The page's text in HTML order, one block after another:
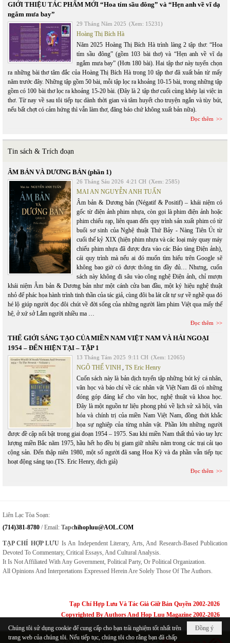
GIỚI THIỆU TÁC PHẨM MỚI “Hoa tím sầu đông” và “Hẹn anh về vĩ dạ
ngắm mưa bay”
29 Tháng Năm 2025 (Xem: 15231)
Hoàng Thị Bích Hà
Năm 2025 Hoàng Thị Bích Hà trình làng 2 tập thơ: “Hoa
tím sầu đông” (gồm 103 bài thơ) và “Hẹn anh về vĩ dạ
ngắm mưa bay” (Hơn 180 bài). Hai tập thơ này tuyển chọn
ra những bài thơ tâm đắc của Hoàng Thị Bích Hà trong 10 tập thơ đã xuất bản từ mấy
năm trước đây. Những tập gồm 50 bài, mỗi tập lọc ra khoảng 10-15 bài, trong những tập
gồm có 100 bài thơ lọc ra khoảng 15-20 bài. (Đây là 2 tập thơ cuối cùng khép lại việc in
thơ. Từ nay về sau tôi tiếp tục dành thời gian và tâm huyết cho truyện ngắn và tùy bút,
nếu bất chợt có cảm hứng thì vẫn làm thơ, đăng báo chứ không xuất bản nữa).
Đọc thêm
Tin sách & Trích đoạn
ÂM BẢN VÀ DƯƠNG BẢN (phần 1)
26 Tháng Sáu 2026 4:21 CH (Xem: 2585)
MAI AN NGUYỄN ANH TUẤN
Âm bản & Dương bản (Négatif & Positif) – khái niệm có
gốc từ điện ảnh phim nhựa, còn gọi là phim điện ảnh hoặc
phim chiếu rạp, liên quan đến quy trình sản xuất phim có từ
buổi sơ sinh của Nghệ thuật Thứ Bảy - Nàng Tiên Út từ
cuối thế kỷ XIX (hiện phim nhựa và các loại máy quay máy
chiếu phim nhựa đã được đưa vào các Bảo tàng Điện ảnh),
cái quy trình mà nếu ai đó muốn tìm hiểu trên Google sẽ
không bao giờ có được thông tin đầy đủ… Nhưng, cuốn
sách này không đi sâu vào công nghệ Điện ảnh, chỉ mượn
khái niệm Âm bản & Dương bản như một cánh cửa ban đầu, một ký hiệu nghệ thuật
nhỏ để phác họa hành trình tinh thần của tác giả, cùng đôi ba lát cắt tự sự về nghề qua đó
hé lộ giúp người đọc đôi chút về đời sống của những người làm phim Việt qua mấy thế
hệ, ở xứ sở Lắm người nhiều ma …
Đọc thêm
THẾ GIỚI SÁNG TẠO CỦA MIỀN NAM VIỆT NAM VÀ HẢI NGOẠI
1954 – ĐẾN HIỆN TẠI – TẬP 1
13 Tháng Tám 2025 9:11 CH (Xem: 12065)
NGÔ THẾ VINH, TS Eric Henry
Cuốn sách này là bản dịch tuyển tập những bút ký cá nhân,
văn học và báo chí về các nhân vật Việt Nam đã có những
đóng góp đáng kể cho văn học, nghệ thuật và khoa học.
Đây là một nguồn tư liệu phong phú về lịch sử xã hội, văn
hóa và chính trị của miền Nam Việt Nam, đồng thời khắc
họa sự nghiệp của từng nhân vật. Phần lớn những người
được đề cập nổi bật trong giai đoạn 1954 – 1975. Sau khi miền Nam thất thủ vào tay lực
lượng miền Bắc năm 1975, hầu hết họ đều bị giam giữ nhiều năm trong các trại cải tạo
cộng sản. Đến thập niên 1980, một số người đã sang Hoa Kỳ và đa phần vẫn tiếp tục
hoạt động sáng tạo.(TS. Eric Henry, dịch giả)
Đọc thêm
Liên Lạc Tòa Soạn:
(714)381-8780 / Email: TapcHihopluu@AOL.COM
TẠP CHÍ HỢP LƯU Is An Independent Literary, Arts, And Research-Based Publication
Devoted To Commentary, Critical Essays, And Cultural Analysis.
It Is Not Affiliated With Any Government, Political Party, Or Political Organization.
All Opinions And Interpretations Expressed Herein Are Solely Those Of The Authors.
Tạp Chí Hợp Lưu Và Tác Giả Giữ Bản Quyền 2002-2026
Copyrighted By Authors And Hop Luu Magazine 2002-2026
Đồng ý
Chúng tôi sử dụng cookie để cung cấp cho bạn trải nghiệm tốt nhất trên
trang web của chúng tôi. Nếu tiếp tục, chúng tôi cho rằng bạn đã chấp